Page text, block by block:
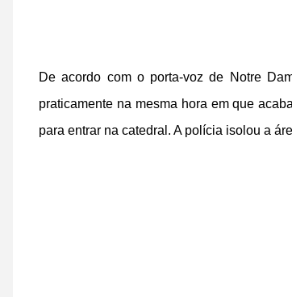
De acordo com o porta-voz de Notre
praticamente na mesma hora em que
para entrar na catedral. A polícia isolou a